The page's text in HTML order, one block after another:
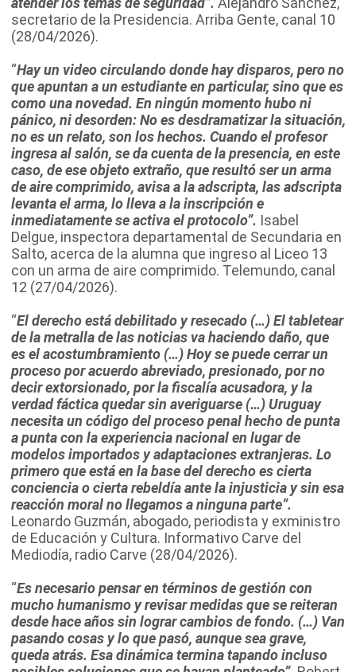
secretario de la Presidencia. Arriba Gente, canal 10
(28/04/2026).
“Hay un video circulando donde hay disparos, pero no
que apuntan a un estudiante en particular, sino que es
como una novedad. En ningún momento hubo ni
pánico, ni desorden: No es desdramatizar la situación,
no es un relato, son los hechos. Cuando el profesor
ingresa al salón, se da cuenta de la presencia, en este
caso, de ese objeto extraño, que resultó ser un arma
de aire comprimido, avisa a la adscripta, las adscripta
levanta el arma, lo lleva a la inscripción e
inmediatamente se activa el protocolo”. Isabel
Delgue, inspectora departamental de Secundaria en
Salto, acerca de la alumna que ingreso al Liceo 13
con un arma de aire comprimido. Telemundo, canal
12 (27/04/2026).
“El derecho está debilitado y resecado (…)El tabletear
de la metralla de las noticias va haciendo daño, que
es el acostumbramiento (…) Hoy se puede cerrar un
proceso por acuerdo abreviado, presionado, por no
decir extorsionado, por la fiscalía acusadora, y la
verdad fáctica quedar sin averiguarse (…) Uruguay
necesita un código del proceso penal hecho de punta
a punta con la experiencia nacional en lugar de
modelos importados y adaptaciones extranjeras. Lo
primero que está en la base del derecho es cierta
conciencia o cierta rebeldía ante la injusticia y sin esa
reacción moral no llegamos a ninguna parte”.
Leonardo Guzmán, abogado, periodista y exministro
de Educación y Cultura. Informativo Carve del
Mediodía, radio Carve (28/04/2026).
“Es necesario pensar en términos de gestión con
mucho humanismo y revisarmedidas que se reiteran
desde hace años sin lograr cambios de fondo. (…) Van
pasando cosas y lo que pasó, aunque sea grave,
queda atrás. Esa dinámica termina tapando incluso